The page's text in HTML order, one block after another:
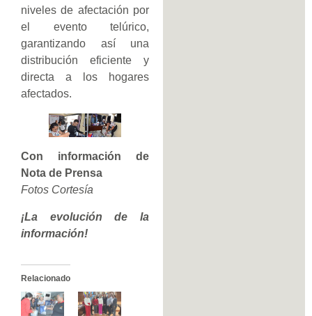
niveles de afectación por
el evento telúrico,
garantizando así una
distribución eficiente y
directa a los hogares
afectados.
Con información de
Nota de Prensa
Fotos Cortesía
¡La evolución de la
información!
Relacionado